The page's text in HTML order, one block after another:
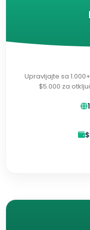
Upravljajte sa
$5.000 za